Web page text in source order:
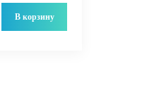
В корзину